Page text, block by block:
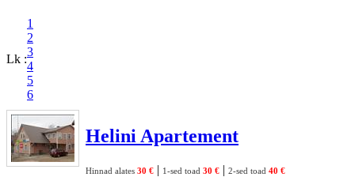
Lk :
1
2
3
4
5
6
Helini Apartement
Hinnad alates 30 € | 1-sed toad 30 € | 2-sed toad 40 €